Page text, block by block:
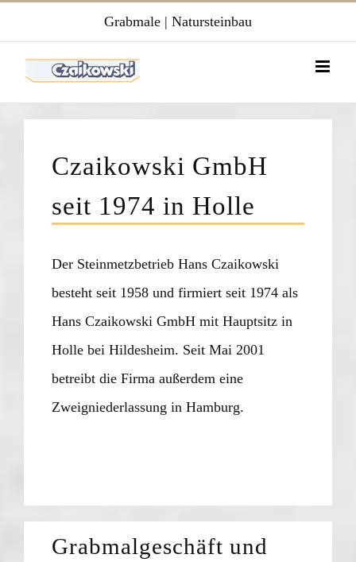
Inhalt
Grabmale | Natursteinbau
Czaikowski GmbH
seit 1974 in Holle
Der Steinmetzbetrieb Hans Czaikowski
besteht seit 1958 und firmiert seit 1974 als
Hans Czaikowski GmbH mit Hauptsitz in
Holle bei Hildesheim. Seit Mai 2001
betreibt die Firma außerdem eine
Zweigniederlassung in Hamburg.
Grabmalgeschäft und